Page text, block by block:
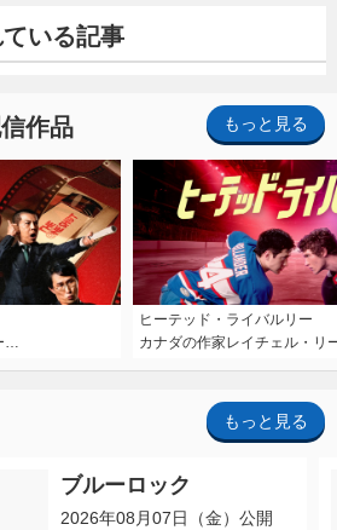
ている記事
作品 もっと見る
…
ヒーテッド・ライバルリー
カナダの作家レイチェル・リ
もっと見る
ブルーロック
2026年08月07日（金）公開